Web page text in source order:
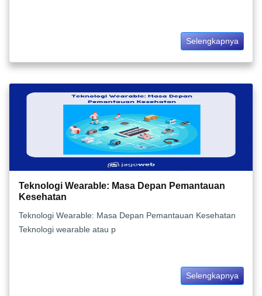
Selengkapnya
Teknologi Wearable: Masa Depan Pemantauan
Kesehatan
Teknologi Wearable: Masa Depan Pemantauan Kesehatan
Teknologi wearable atau p
Selengkapnya